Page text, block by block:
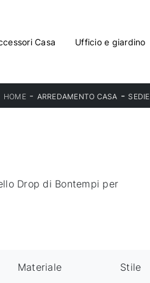
Casa Ufficio e giardino
HOME- ARREDAMENTO CASA - SEDIE
Drop di Bontempi per
Materiale Stile